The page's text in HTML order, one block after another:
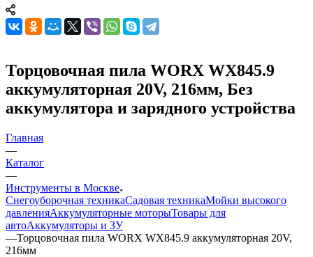
Торцовочная пила WORX WX845.9
аккумуляторная 20V, 216мм, Без
аккумулятора и зарядного устройства
Главная
—
Каталог
—
Инструменты в Москве
Снегоуборочная техникаСадовая техникаМойки высокого
давленияАккумуляторные моторыТовары для
автоАккумуляторы и ЗУ
—Торцовочная пила WORX WX845.9 аккумуляторная 20V,
216мм